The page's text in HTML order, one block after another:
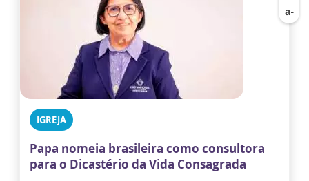
IGREJA
Papa nomeia brasileira como consultora
para o Dicastério da Vida Consagrada